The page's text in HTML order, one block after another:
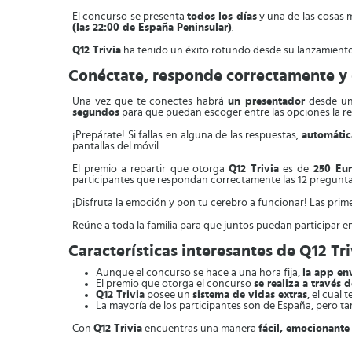
El concurso se presenta todos los díasy una de las cosas
(las 22:00 de España Peninsular).
Q12 Trivia ha tenido un éxito rotundo desde su
Conéctate, responde correctamente y
Una vez que te conectes habráun presentadordesde
segundos para que puedan escoger entre las opciones la
¡Prepárate! Si fallas en alguna de las respuestas,
pantallas del móvil.
El premio a repartir que otorga Q12 Trivia es de 250
participantes que respondan correctamente las 12
¡Disfruta la emoción y pon tu cerebro a funcionar! Las
Reúne a toda la familia para que juntos puedan participar
Características interesantes de Q12
Aunque el concurso se hace a una hora fija, la app
El premio que otorga el concurso se realiza a través
Q12 Trivia posee un sistema de vidas extras, el cual
La mayoría de los participantes son de España, pero
Con Q12 Trivia encuentras una manera fácil,